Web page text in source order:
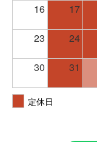
16 17
23 24
30 31
定休日